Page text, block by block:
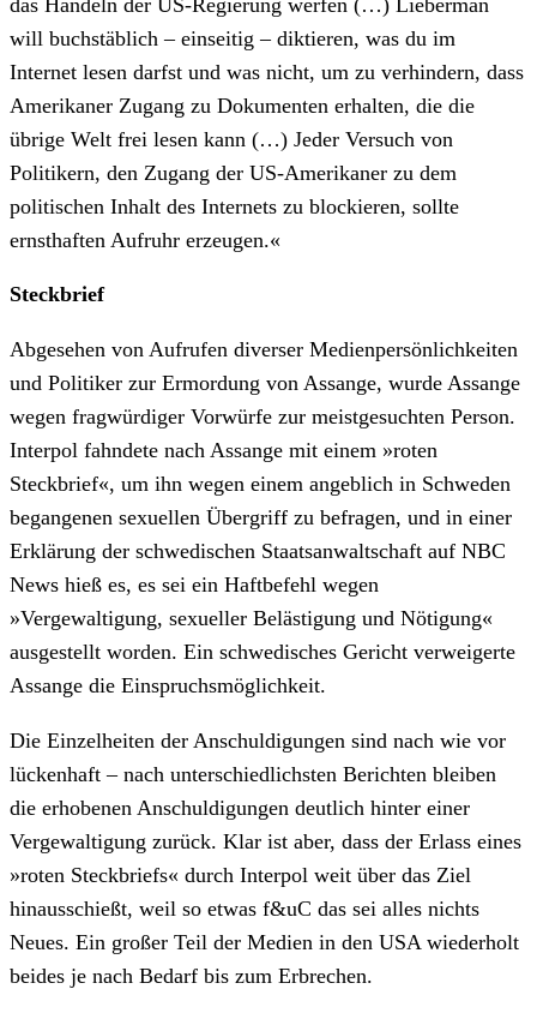
will buchstäblich – einseitig – diktieren, was du im
Internet lesen darfst und was nicht, um zu verhindern, dass
Amerikaner Zugang zu Dokumenten erhalten, die die
übrige Welt frei lesen kann (…) Jeder Versuch von
Politikern, den Zugang der US-Amerikaner zu dem
politischen Inhalt des Internets zu blockieren, sollte
ernsthaften Aufruhr erzeugen.«
Steckbrief
Abgesehen von Aufrufen diverser Medienpersönlichkeiten
und Politiker zur Ermordung von Assange, wurde Assange
wegen fragwürdiger Vorwürfe zur meistgesuchten Person.
Interpol fahndete nach Assange mit einem »roten
Steckbrief«, um ihn wegen einem angeblich in Schweden
begangenen sexuellen Übergriff zu befragen, und in einer
Erklärung der schwedischen Staatsanwaltschaft auf NBC
News hieß es, es sei ein Haftbefehl wegen
»Vergewaltigung, sexueller Belästigung und Nötigung«
ausgestellt worden. Ein schwedisches Gericht verweigerte
Assange die Einspruchsmöglichkeit.
Die Einzelheiten der Anschuldigungen sind nach wie vor
lückenhaft – nach unterschiedlichsten Berichten bleiben
die erhobenen Anschuldigungen deutlich hinter einer
Vergewaltigung zurück. Klar ist aber, dass der Erlass eines
»roten Steckbriefs« durch Interpol weit über das Ziel
hinausschießt, weil so etwas f&uC das sei alles nichts
Neues. Ein großer Teil der Medien in den USA wiederholt
beides je nach Bedarf bis zum Erbrechen.